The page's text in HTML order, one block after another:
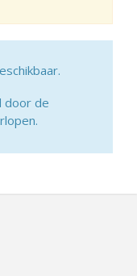
door de